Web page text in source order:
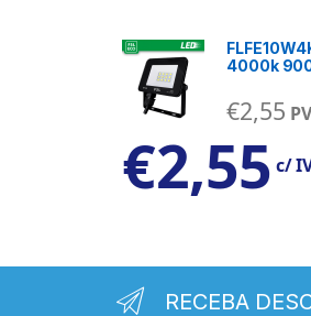
4000k
€2,55
€2,55 c/
RECEBA